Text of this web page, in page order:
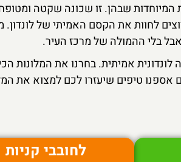
המיוחדות שבהן. זו שכונה שקטה
לחוות את הקסם האמיתי של
אמיתית. בחרנו את המלונות
אספנו טיפים שיעזרו לכם למצוא את
לחובבי קניות